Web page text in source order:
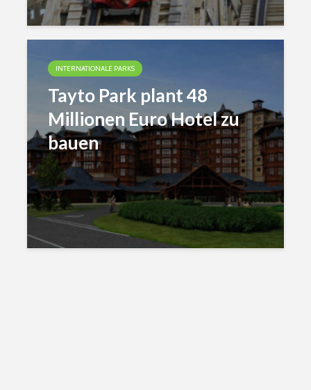
INTERNATIONALE PARKS
Tayto Park plant 48
Millionen Euro Hotel zu
bauen